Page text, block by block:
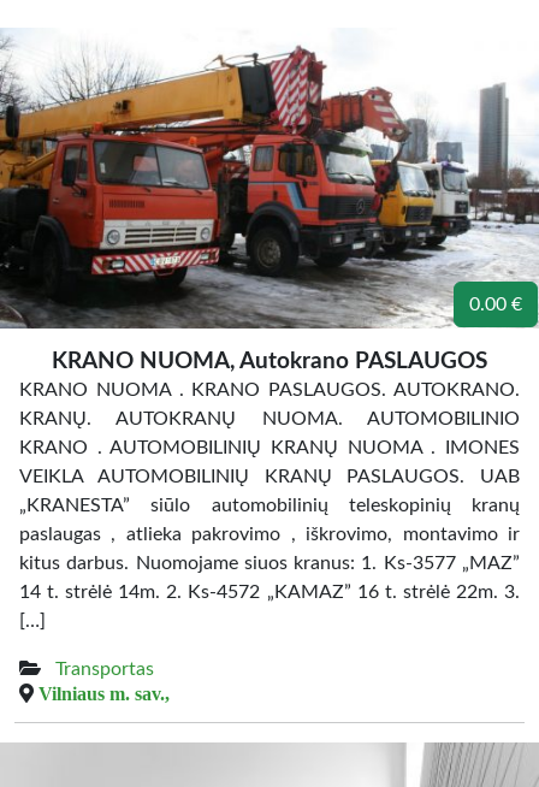
0.00 €
KRANO NUOMA, Autokrano PASLAUGOS
KRANO NUOMA . KRANO PASLAUGOS. AUTOKRANO.
KRANŲ. AUTOKRANŲ NUOMA. AUTOMOBILINIO
KRANO . AUTOMOBILINIŲ KRANŲ NUOMA . IMONES
VEIKLA AUTOMOBILINIŲ KRANŲ PASLAUGOS. UAB
„KRANESTA” siūlo automobilinių teleskopinių kranų
paslaugas , atlieka pakrovimo , iškrovimo, montavimo ir
kitus darbus. Nuomojame siuos kranus: 1. Ks-3577 „MAZ”
14 t. strėlė 14m. 2. Ks-4572 „KAMAZ” 16 t. strėlė 22m. 3.
[…]
Transportas
Vilniaus m. sav.,